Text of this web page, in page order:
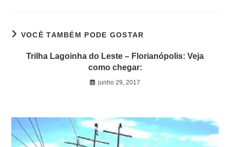
VOCÊ TAMBÉM PODE GOSTAR
Trilha Lagoinha do Leste – Florianópolis: Veja
como chegar:
junho 29, 2017